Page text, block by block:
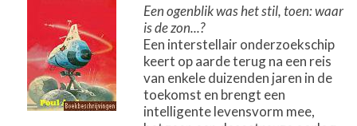
Een ogenblik was het stil, toen: waar
is de zon...?
Een interstellair onderzoekschip
keert op aarde terug na een reis
van enkele duizenden jaren in de
toekomst en brengt een
intelligente levensvorm mee,